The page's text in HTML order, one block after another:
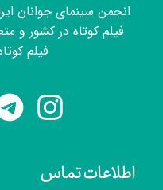
اطلاعات تماس
انجمن سینمای جوانان
فیلم کوتاه در کشور و
فیلم